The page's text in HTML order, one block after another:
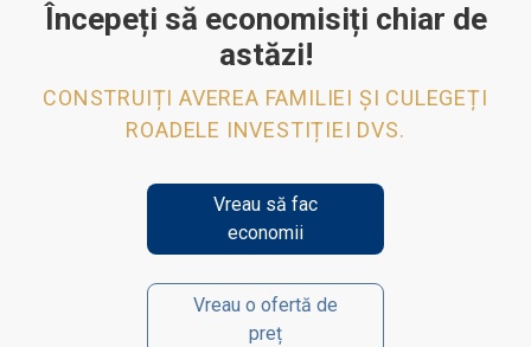
Începeți să economisiți chiar de
astăzi!
CONSTRUIȚI AVEREA FAMILIEI ȘI CULEGEȚI
ROADELE INVESTIȚIEI DVS.
Vreau să fac
economii
Vreau o ofertă de
preț